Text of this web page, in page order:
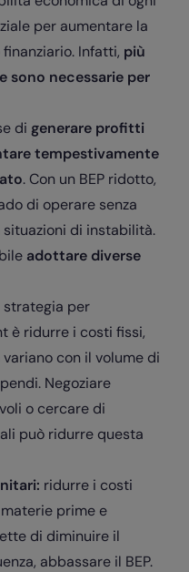
per aumentare la
Infatti, più
sono necessarie per
di generare profitti
tempestivamente
. Con un BEP ridotto,
di operare senza
di instabilità.
adottare diverse
strategia per
è ridurre i costi fissi,
con il volume di
Negoziare
o cercare di
può ridurre questa
ridurre i costi
prime e
di diminuire il
abbassare il BEP.